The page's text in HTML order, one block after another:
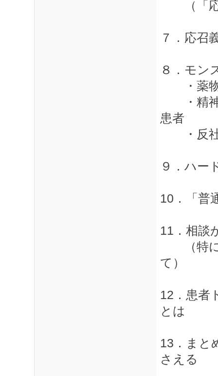
（「応
７．応召
８．モン
・薬物
・精神
患者
・反社
９．ハー
10．「普
11．相談
（特に
て）
12．患者
とは
13．まと
さえる